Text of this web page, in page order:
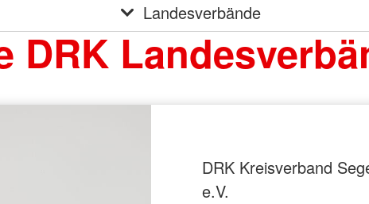
Landesverbände
DRK
DRK Kreisverband
e.V.